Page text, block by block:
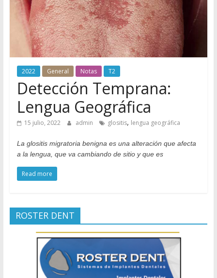
Odontología
Internet
2022 General Notas T2
Detección Temprana:
Lengua Geográfica
15 julio, 2022 admin glositis, lengua geográfica
La glositis migratoria benigna es una alteración que afecta
a la lengua, que va cambiando de sitio y que es
Read more
ROSTER DENT